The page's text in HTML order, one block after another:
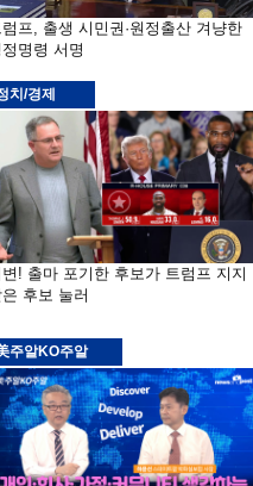
럼프, 출생 시민권·원정출산 겨냥한
명령 서명
치/경제
변! 출마 포기한 후보가 트럼프 지지
은 후보 눌러
주알KO주알